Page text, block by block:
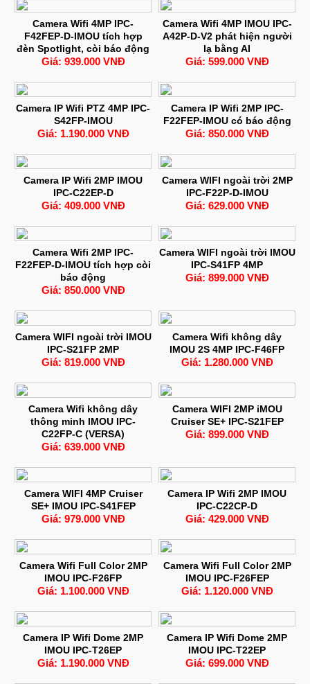
Camera Wifi 4MP IPC-
F42FEP-D-IMOU tích hợp
đèn Spotlight, còi báo động
Giá: 939.000 VNĐ
Camera Wifi 4MP IMOU IPC-
A42P-D-V2 phát hiện người
lạ bằng AI
Giá: 599.000 VNĐ
Camera IP Wifi PTZ 4MP IPC-
S42FP-IMOU
Giá: 1.190.000 VNĐ
Camera IP Wifi 2MP IPC-
F22FEP-IMOU có báo động
Giá: 850.000 VNĐ
Camera IP Wifi 2MP IMOU
IPC-C22EP-D
Giá: 409.000 VNĐ
Camera WIFI ngoài trời 2MP
IPC-F22P-D-IMOU
Giá: 629.000 VNĐ
Camera Wifi 2MP IPC-
F22FEP-D-IMOU tích hợp còi
báo động
Giá: 850.000 VNĐ
Camera WIFI ngoài trời IMOU
IPC-S41FP 4MP
Giá: 899.000 VNĐ
Camera WIFI ngoài trời IMOU
IPC-S21FP 2MP
Giá: 819.000 VNĐ
Camera Wifi không dây
IMOU 2S 4MP IPC-F46FP
Giá: 1.280.000 VNĐ
Camera Wifi không dây
thông minh IMOU IPC-
C22FP-C (VERSA)
Giá: 639.000 VNĐ
Camera WIFI 2MP iMOU
Cruiser SE+ IPC-S21FEP
Giá: 899.000 VNĐ
Camera WIFI 4MP Cruiser
SE+ IMOU IPC-S41FEP
Giá: 979.000 VNĐ
Camera IP Wifi 2MP IMOU
IPC-C22CP-D
Giá: 429.000 VNĐ
Camera Wifi Full Color 2MP
IMOU IPC-F26FP
Giá: 1.100.000 VNĐ
Camera Wifi Full Color 2MP
IMOU IPC-F26FEP
Giá: 1.120.000 VNĐ
Camera IP Wifi Dome 2MP
IMOU IPC-T26EP
Giá: 1.190.000 VNĐ
Camera IP Wifi Dome 2MP
IMOU IPC-T22EP
Giá: 699.000 VNĐ